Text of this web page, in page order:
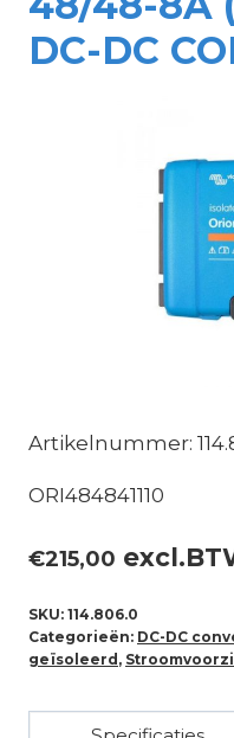
DC-DC
Artikelnummer:
ORI484841110
€215,00
SKU: 114.806.0
Categorieën: DC-DC
geïsoleerd,